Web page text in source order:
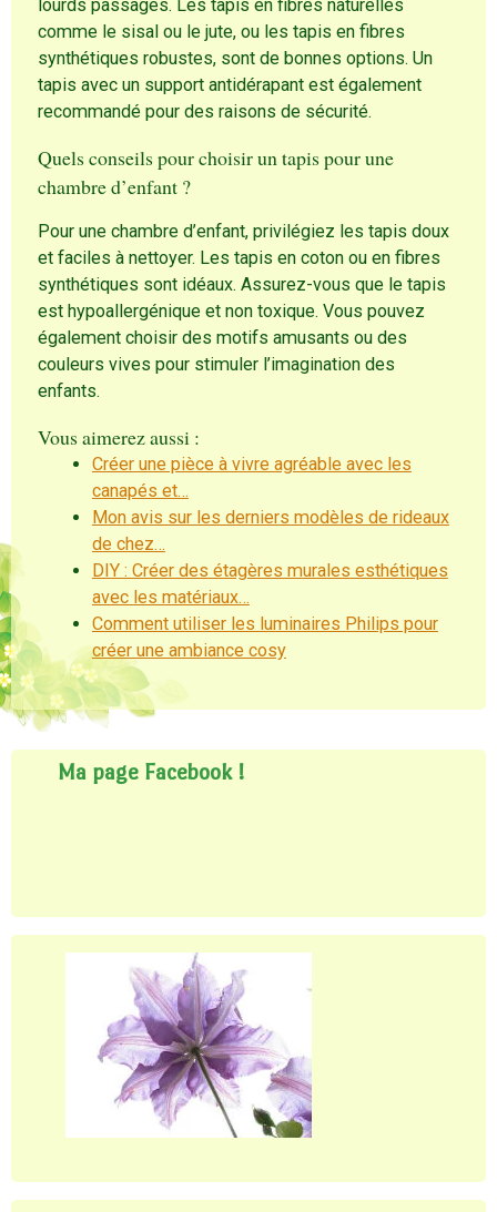
lourds passages. Les tapis en fibres naturelles
comme le sisal ou le jute, ou les tapis en fibres
synthétiques robustes, sont de bonnes options. Un
tapis avec un support antidérapant est également
recommandé pour des raisons de sécurité.
Quels conseils pour choisir un tapis pour une
chambre d’enfant ?
Pour une chambre d’enfant, privilégiez les tapis doux
et faciles à nettoyer. Les tapis en coton ou en fibres
synthétiques sont idéaux. Assurez-vous que le tapis
est hypoallergénique et non toxique. Vous pouvez
également choisir des motifs amusants ou des
couleurs vives pour stimuler l’imagination des
enfants.
Vous aimerez aussi :
Créer une pièce à vivre agréable avec les
canapés et…
Mon avis sur les derniers modèles de rideaux
de chez…
DIY : Créer des étagères murales esthétiques
avec les matériaux…
Comment utiliser les luminaires Philips pour
créer une ambiance cosy
Ma page Facebook !